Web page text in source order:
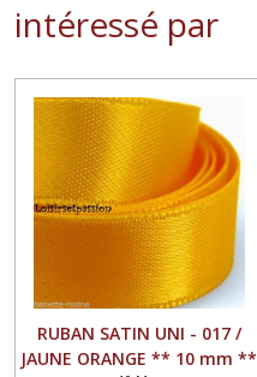
intéressé par
RUBAN SATIN UNI - 017 /
JAUNE ORANGE ** 10 mm **